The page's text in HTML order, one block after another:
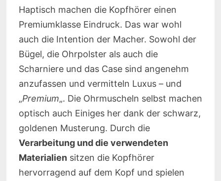
Haptisch machen die Kopfhörer einen
Premiumklasse Eindruck. Das war wohl
auch die Intention der Macher. Sowohl der
Bügel, die Ohrpolster als auch die
Scharniere und das Case sind angenehm
anzufassen und vermitteln Luxus – und
„Premium„. Die Ohrmuscheln selbst machen
optisch auch Einiges her dank der schwarz,
goldenen Musterung. Durch die
Verarbeitung und die verwendeten
Materialien sitzen die Kopfhörer
hervorragend auf dem Kopf und spielen